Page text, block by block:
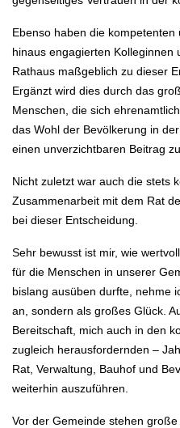
Ebenso haben die
hinaus engagierten Kolleginnen
Rathaus maßgeblich zu dieser
Ergänzt wird dies durch das
Menschen, die sich
das Wohl der Bevölkerung in
einen unverzichtbaren Beitrag
Nicht zuletzt war auch die stets
Zusammenarbeit mit dem Rat
bei dieser Entscheidung.
Sehr bewusst ist mir, wie
für die Menschen in unserer
bislang ausüben durfte, nehme
an, sondern als großes Glück.
Bereitschaft, mich auch in den
zugleich herausfordernden –
Rat, Verwaltung, Bauhof und
weiterhin auszuführen.
Vor der Gemeinde stehen